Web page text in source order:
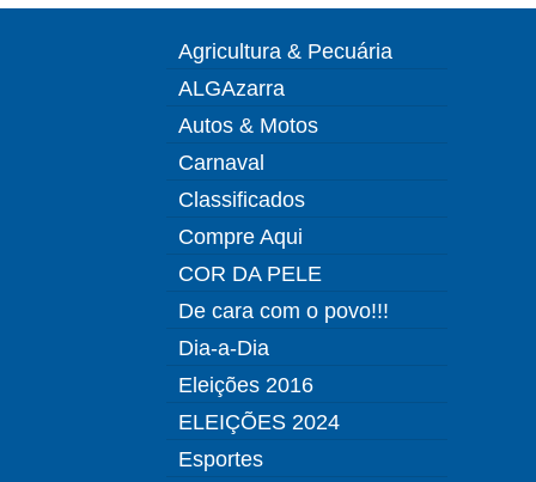
Agricultura & Pecuária
ALGAzarra
Autos & Motos
Carnaval
Classificados
Compre Aqui
COR DA PELE
De cara com o povo!!!
Dia-a-Dia
Eleições 2016
ELEIÇÕES 2024
Esportes